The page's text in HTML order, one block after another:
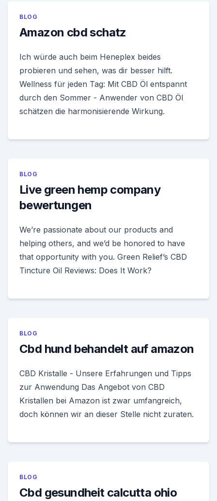
BLOG
Amazon cbd schatz
Ich würde auch beim Heneplex beides
probieren und sehen, was dir besser hilft.
Wellness für jeden Tag: Mit CBD Öl entspannt
durch den Sommer - Anwender von CBD Öl
schätzen die harmonisierende Wirkung.
BLOG
Live green hemp company
bewertungen
We’re passionate about our products and
helping others, and we’d be honored to have
that opportunity with you. Green Relief’s CBD
Tincture Oil Reviews: Does It Work?
BLOG
Cbd hund behandelt auf amazon
CBD Kristalle - Unsere Erfahrungen und Tipps
zur Anwendung Das Angebot von CBD
Kristallen bei Amazon ist zwar umfangreich,
doch können wir an dieser Stelle nicht zuraten.
BLOG
Cbd gesundheit calcutta ohio